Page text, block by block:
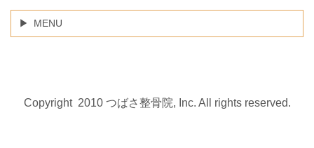
MENU
Copyright 2010 つばさ整骨院, Inc. All rights reserved.